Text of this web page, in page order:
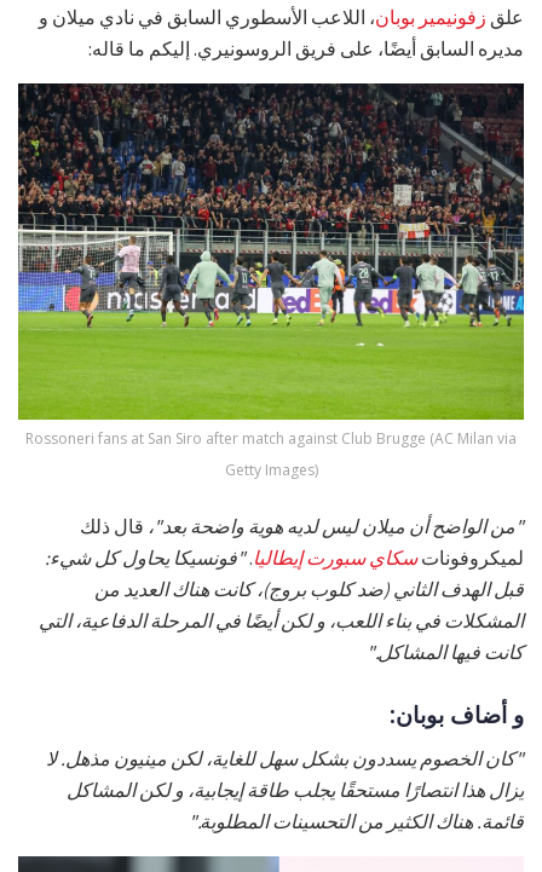
علق زفونيمير بوبان، اللاعب الأسطوري السابق في نادي ميلان و
مديره السابق أيضًا، على فريق الروسونيري. إليكم ما قاله:
Rossoneri fans at San Siro after match against Club Brugge (AC Milan via
Getty Images)
"من الواضح أن ميلان ليس لديه هوية واضحة بعد"، قال ذلك
لميكروفوناتسكاي سبورت إيطاليا."فونسيكا يحاول كل شيء:
قبل الهدف الثاني (ضد كلوب بروج)، كانت هناك العديد من
المشكلات في بناء اللعب، و لكن أيضًا في المرحلة الدفاعية، التي
كانت فيها المشاكل."
و أضاف بوبان:
"كان الخصوم يسددون بشكل سهل للغاية، لكن مينيون مذهل. لا
يزال هذا انتصارًا مستحقًا يجلب طاقة إيجابية، و لكن المشاكل
قائمة. هناك الكثير من التحسينات المطلوبة."